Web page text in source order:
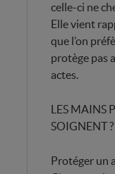
celle-ci ne
Elle vient
que l’on
protège pas
actes.
LES MAINS
SOIGNENT ?
Protéger un